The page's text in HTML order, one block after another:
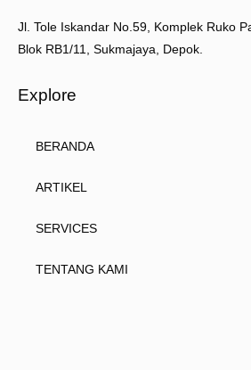
Jl. Tole Iskandar No.59, Komplek Ruko
Blok RB1/11, Sukmajaya, Depok.
Explore
BERANDA
ARTIKEL
SERVICES
TENTANG KAMI